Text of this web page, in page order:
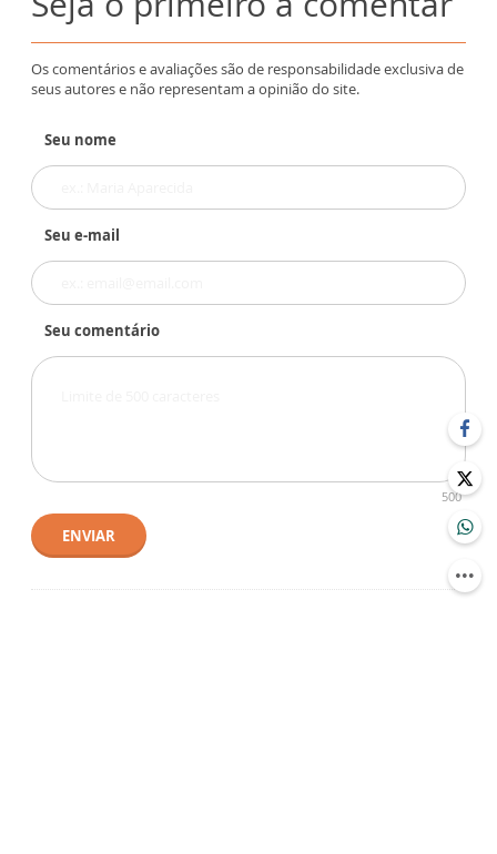
Os comentários e avaliações são de responsabilidade exclusiva de
seus autores e não representam a opinião do site.
Seu nome
Seu e-mail
Seu comentário
500
ENVIAR